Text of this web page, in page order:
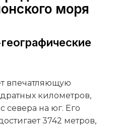
моря
впечатляющую
километров,
севера на юг. Его
3742 метров,